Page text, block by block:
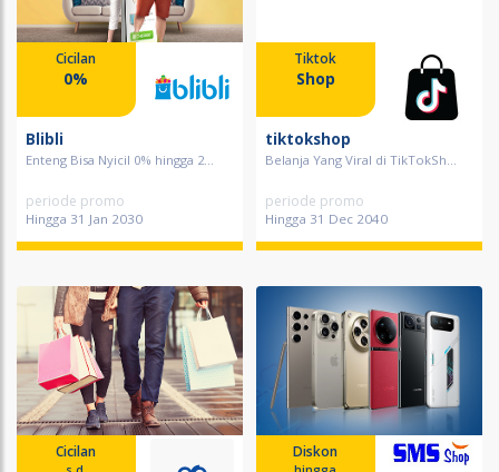
Cicilan
0%
Blibli
Enteng Bisa Nyicil 0% hingga 2...
periode promo
Hingga 31 Jan 2030
Tiktok
Shop
tiktokshop
Belanja Yang Viral di TikTokSh...
periode promo
Hingga 31 Dec 2040
Cicilan Diskon